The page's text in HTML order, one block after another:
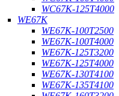
WC67K-125T4000
WE67K
WE67K-100T2500
WE67K-100T4000
WE67K-125T3200
WE67K-125T4000
WE67K-130T4100
WE67K-135T4100